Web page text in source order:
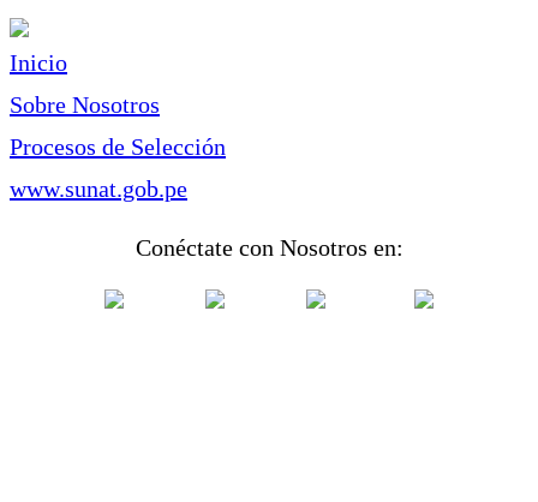
Inicio
Sobre Nosotros
Procesos de Selección
www.sunat.gob.pe
Conéctate con Nosotros en: